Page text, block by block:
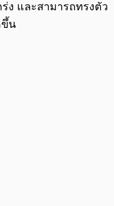
ง และสามารถทรงตัว
ขึ้น